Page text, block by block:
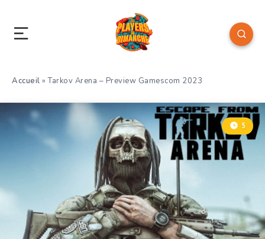
Accueil »Tarkov Arena – Preview Gamescom 2023
5